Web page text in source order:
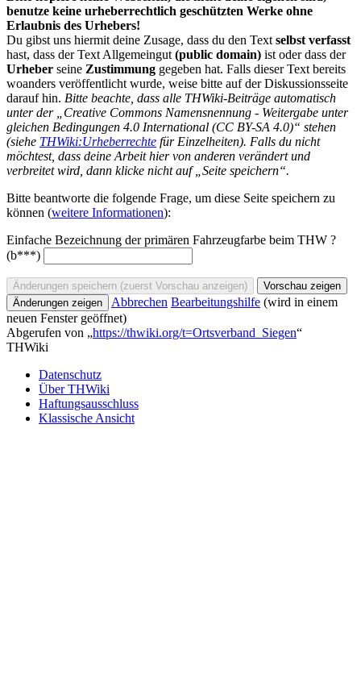
benutze keine urheberrechtlich geschützten Werke ohne
Erlaubnis des Urhebers!
Du gibst uns hiermit deine Zusage, dass du den Text selbst verfasst
hast, dass der Text Allgemeingut (public domain) ist oder dass der
Urheber seine Zustimmung gegeben hat. Falls dieser Text bereits
woanders veröffentlicht wurde, weise bitte auf der Diskussionsseite
darauf hin. Bitte beachte, dass alle THWiki-Beiträge automatisch
unter der „Creative Commons Namensnennung - Weitergabe unter
gleichen Bedingungen 4.0 International (CC BY-SA 4.0)“ stehen
(siehe THWiki:Urheberrechte für Einzelheiten). Falls du nicht
möchtest, dass deine Arbeit hier von anderen verändert und
verbreitet wird, dann klicke nicht auf „Seite speichern“.
Bitte beantworte die folgende Frage, um diese Seite speichern zu
können (weitere Informationen):
Einfache Bezeichnung der primären Fahrzeugfarbe beim THW ?
(b***)
Abbrechen Bearbeitungshilfe (wird in einem
neuen Fenster geöffnet)
Abgerufen von „https://thwiki.org/t=Ortsverband_Siegen“
THWiki
Datenschutz
Über THWiki
Haftungsausschluss
Klassische Ansicht